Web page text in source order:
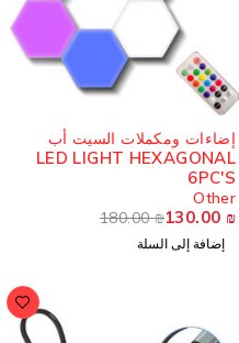
إضاءات ومكملات السيت أب
LED LIGHT HEXAGONAL
6PC'S
Other
180.00₪130.00
إضافة إلى السلة